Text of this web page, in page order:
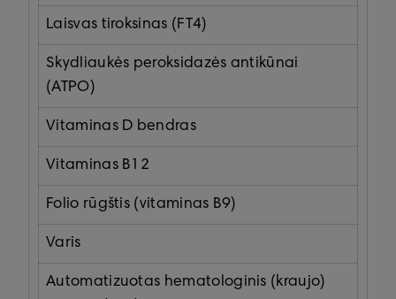
Laisvas tiroksinas (FT4)
Skydliaukės peroksidazės antikūnai
(ATPO)
Vitaminas D bendras
Vitaminas B12
Folio rūgštis (vitaminas B9)
Varis
Automatizuotas hematologinis (kraujo)